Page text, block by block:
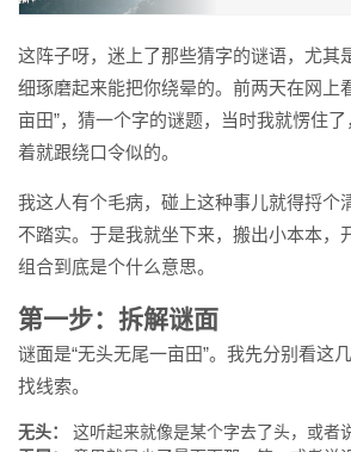
在网上看到一
田”，猜一个
愣住了，这叫
这阵子呀，迷上了那些猜字的谜语，尤其
细琢磨起来能把你绕晕的。前两天在网上
亩田”，猜一个字的谜题，当时我就愣住
着就跟绕口令似的。
我这人有个毛病，碰上这种事儿就得捋个
不踏实。于是我就坐下来，搬出小本本，
组合到底是个什么意思。
第一步：拆解谜面
谜面是“无头无尾一亩田”。我先分别看这
找线索。
无头：
这听起来就像是某个字去了头，或者